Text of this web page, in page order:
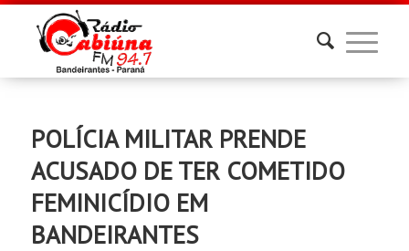
POLÍCIA MILITAR PRENDE
ACUSADO DE TER COMETIDO
FEMINICÍDIO EM
BANDEIRANTES